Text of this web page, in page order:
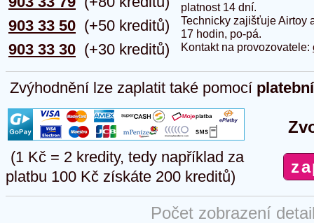
903 33 50
903 33 30
(+50 kreditů)
(+30 kreditů)
platnost 14 dní.
Technicky zajišťuje Airtoy
17 hodin, po-pá.
Kontakt na provozovatele:
Zvýhodnění lze zaplatit také pomocí
(1 Kč = 2 kredity, tedy například za
platbu 100 Kč získáte 200 kreditů)
Počet zobrazení